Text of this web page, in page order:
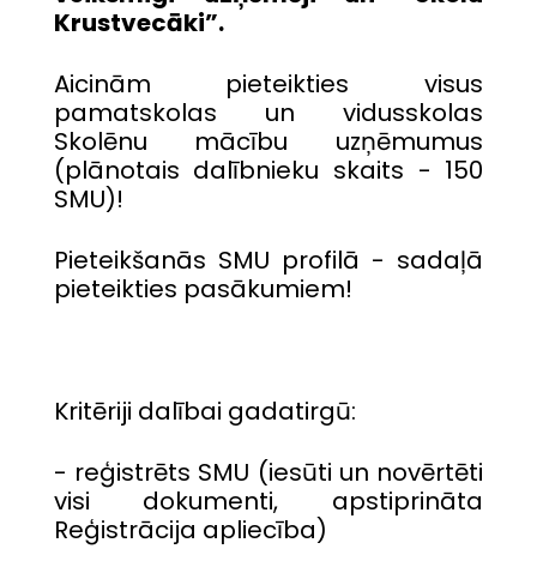
Krustvecāki”.
Aicinām pieteikties visus
pamatskolas un vidusskolas
Skolēnu mācību uzņēmumus
(plānotais dalībnieku skaits - 150
SMU)!
Pieteikšanās SMU profilā - sadaļā
pieteikties pasākumiem!
Kritēriji dalībai gadatirgū:
- reģistrēts SMU (iesūti un novērtēti
visi dokumenti, apstiprināta
Reģistrācija apliecība)